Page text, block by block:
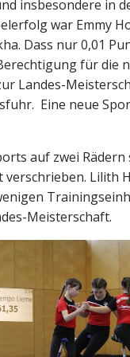
insbesondere in
war Emmy
Dass nur 0,01
für die
Landes-
Eine neue
auf zwei Rädern
verschrieben. Lilith
Meisterschaft.